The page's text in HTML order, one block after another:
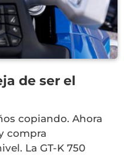
de ser el
copiando. Ahora
compra
La GT-K 750